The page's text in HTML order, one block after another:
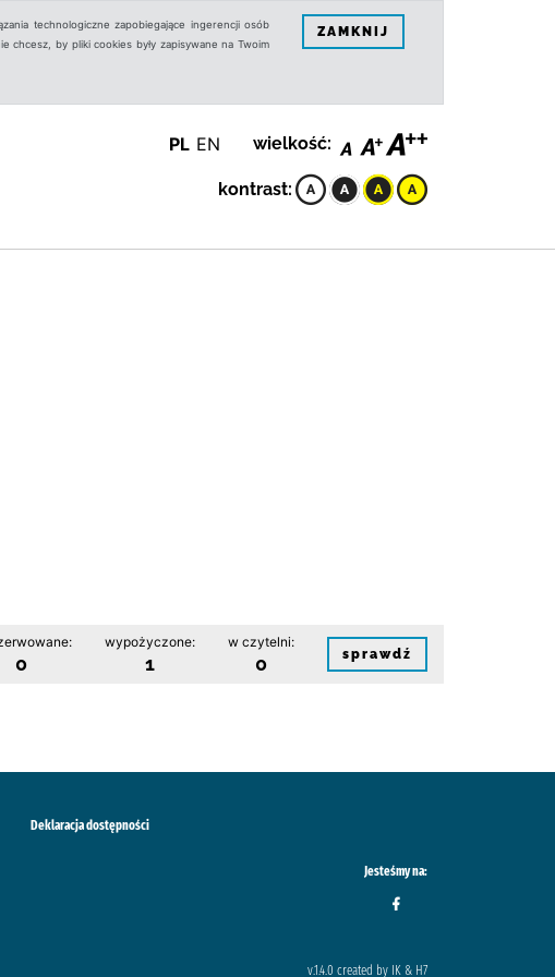
technologiczne zapobiegające ingerencji osób
chcesz, by pliki cookies były zapisywane na Twoim
ZAMKNIJ
PL EN wielkość:
kontrast:
0
wypożyczone:
1
w czytelni:
0 sprawdź
Deklaracja dostępności
Jesteśmy na:
v.1.4.0 created by IK & H7